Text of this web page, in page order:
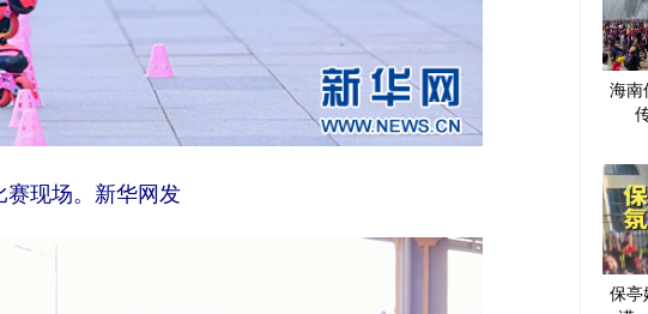
赛现场。新华网发
海南
保亭